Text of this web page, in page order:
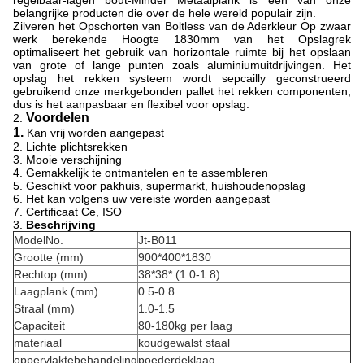
belangrijke producten die over de hele wereld populair zijn.
Zilveren het Opschorten van Boltless van de Aderkleur Op zwaar
werk berekende Hoogte 1830mm van het Opslagrek
optimaliseert het gebruik van horizontale ruimte bij het opslaan
van grote of lange punten zoals aluminiumuitdrijvingen. Het
opslag het rekken systeem wordt sepcailly geconstrueerd
gebruikend onze merkgebonden pallet het rekken componenten,
dus is het aanpasbaar en flexibel voor opslag.
2. Voordelen
1. Kan vrij worden aangepast
2. Lichte plichtsrekken
3. Mooie verschijning
4. Gemakkelijk te ontmantelen en te assembleren
5. Geschikt voor pakhuis, supermarkt, huishoudenopslag
6. Het kan volgens uw vereiste worden aangepast
7. Certificaat Ce, ISO
3. Beschrijving
ModelNo.
Jt-B011
Grootte (mm)
900*400*1830
Rechtop (mm)
38*38* (1.0-1.8)
Laagplank (mm)
0.5-0.8
Straal (mm)
1.0-1.5
Capaciteit
80-180kg per laag
materiaal
koudgewalst staal
oppervlaktebehandelingpoederdeklaag